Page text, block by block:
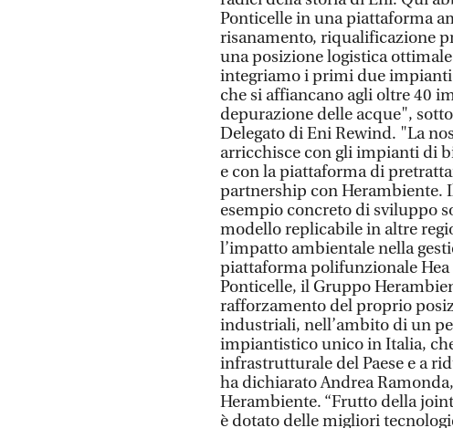
Ponticelle in una piattaforma
risanamento, riqualificazione
una posizione logistica
integriamo i primi due
che si affiancano agli oltre 40
depurazione delle acque",
Delegato di Eni Rewind. "La
arricchisce con gli impianti di
e con la piattaforma di
partnership con Herambiente.
esempio concreto di sviluppo
modello replicabile in altre
l’impatto ambientale nella
piattaforma polifunzionale Hea
Ponticelle, il Gruppo
rafforzamento del proprio
industriali, nell’ambito di un
impiantistico unico in Italia,
infrastrutturale del Paese e a
ha dichiarato Andrea
Herambiente. “Frutto della
è dotato delle migliori